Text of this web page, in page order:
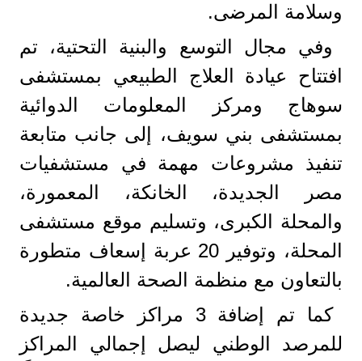
وسلامة المرضى.
وفي مجال التوسع والبنية التحتية، تم
افتتاح عيادة العلاج الطبيعي بمستشفى
سوهاج ومركز المعلومات الدوائية
بمستشفى بني سويف، إلى جانب متابعة
تنفيذ مشروعات مهمة في مستشفيات
مصر الجديدة، الخانكة، المعمورة،
والمحلة الكبرى، وتسليم موقع مستشفى
المحلة، وتوفير 20 عربة إسعاف متطورة
بالتعاون مع منظمة الصحة العالمية.
كما تم إضافة 3 مراكز خاصة جديدة
للمرصد الوطني ليصل إجمالي المراكز